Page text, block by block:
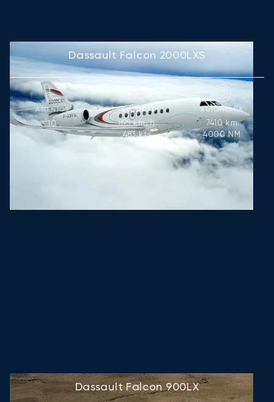
Dassault Falcon 2000LXS
ASIENTOS
10
VELOCIDAD
895km/h
483kts
AUTONOMÍA
7410km
4000NM
Dassault Falcon 900LX